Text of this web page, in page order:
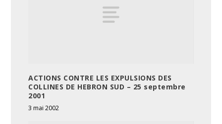
ACTIONS CONTRE LES EXPULSIONS DES
COLLINES DE HEBRON SUD – 25 septembre
2001
3 mai 2002